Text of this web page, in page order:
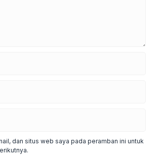
dan situs web saya pada peramban ini untuk